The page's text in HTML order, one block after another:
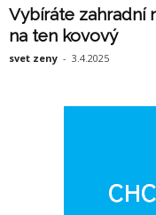
Vybíráte zahradní
na ten kovový
svet zeny - 3.4.2025